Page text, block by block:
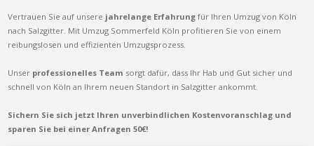
Vertrauen Sie auf unsere jahrelange Erfahrung für Ihren Umzug von Köln
nach Salzgitter. Mit Umzug Sommerfeld Köln profitieren Sie von einem
reibungslosen und effizienten Umzugsprozess.
Unser professionelles Team sorgt dafür, dass Ihr Hab und Gut sicher und
schnell von Köln an Ihrem neuen Standort in Salzgitter ankommt.
Sichern Sie sich jetzt Ihren unverbindlichen Kostenvoranschlag und
sparen Sie bei einer Anfragen 50€!